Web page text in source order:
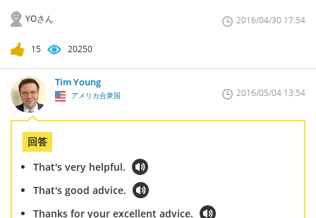
YOさん 2016/04/30 17:54
15 20250
Tim Young
アメリカ合衆国 2016/05/04 13:54
回答
That's very helpful.
That's good advice.
Thanks for your excellent advice.